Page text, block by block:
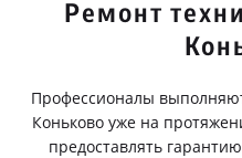
Ремонт
Профессионалы
Коньково уже на
предоставлять